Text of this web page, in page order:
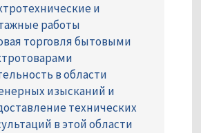
и
работы
торговля бытовыми
в области
изысканий и
технических
в этой области